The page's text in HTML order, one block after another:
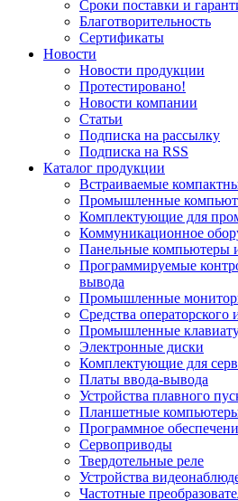
Сроки поставки и
Благотворительность
Сертификаты
Новости
Новости продукции
Протестировано!
Новости компании
Статьи
Подписка на рассылку
Подписка на RSS
Каталог продукции
Встраиваемые
Промышленные
Комплектующие для
Коммуникационное
Панельные компьютеры
Программируемые
вывода
Промышленные
Средства
Промышленные
Электронные диски
Комплектующие для
Платы ввода-вывода
Устройства плавного
Планшетные
Программное
Сервоприводы
Твердотельные реле
Устройства
Частотные